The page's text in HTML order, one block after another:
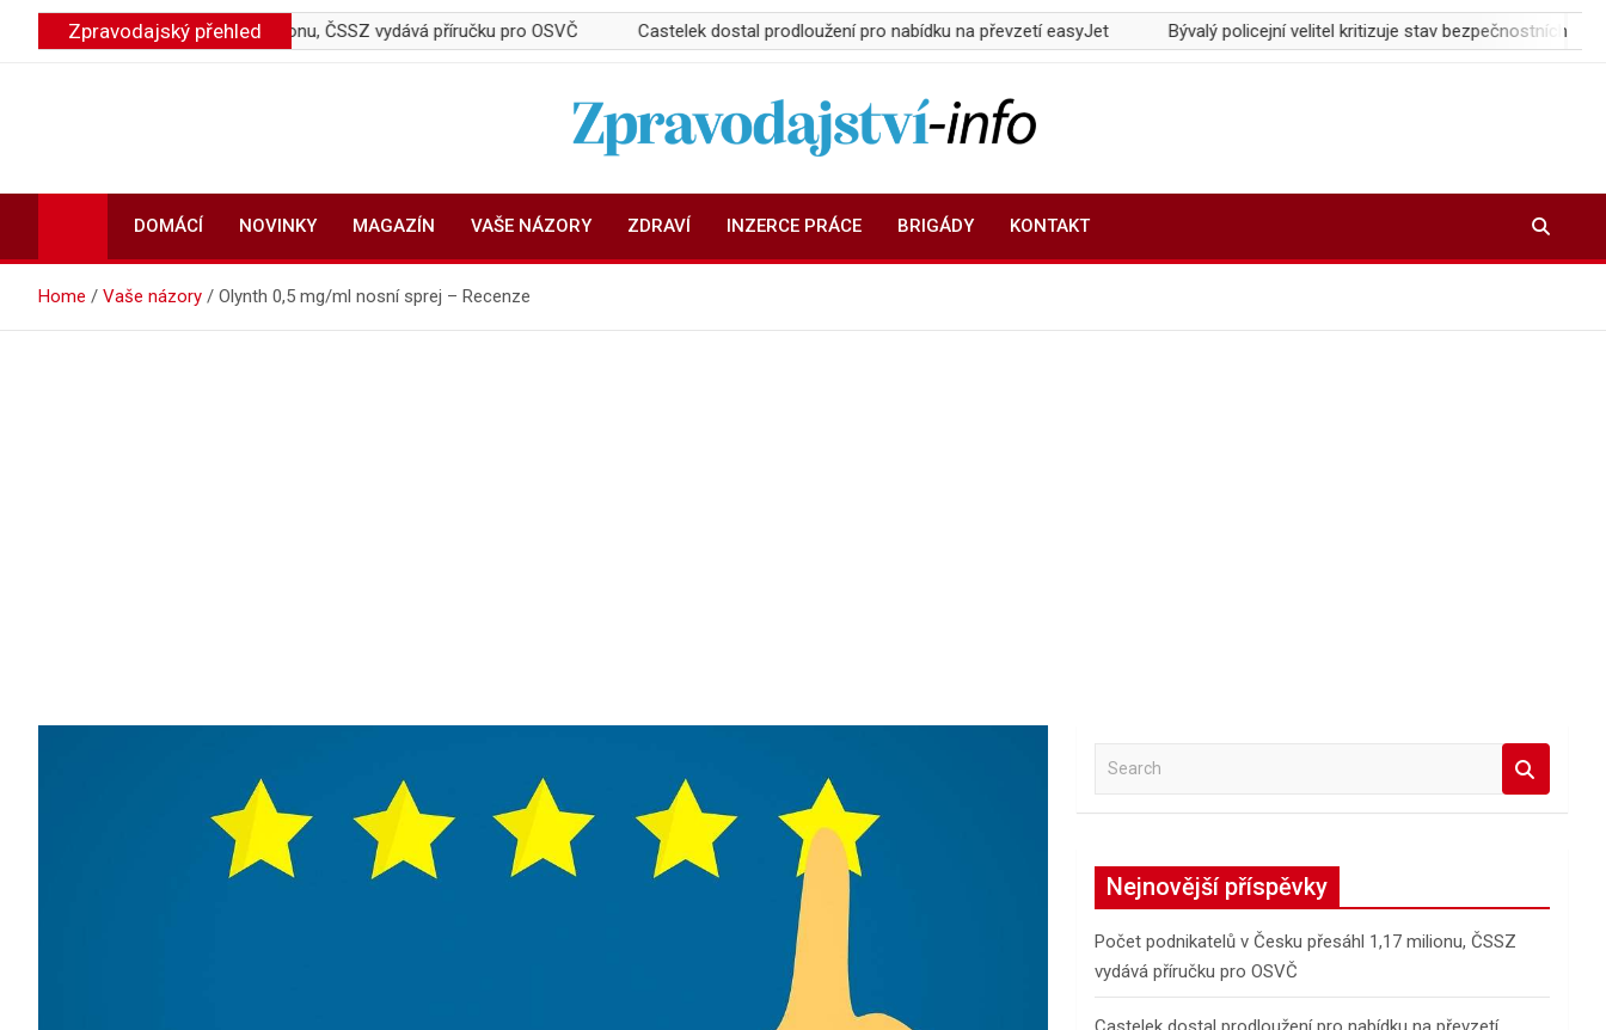
Zpravodajský přehled
v Česku přesáhl 1,17 milionu, ČSSZ vydává příručku pro OSVČ Castelek dostal prodloužení pro nabídku na převzetí easyJet Bývalý policejní velitel kritizuje stav bezpečnostních složek a
Zpravodajství-info.cz
DOMÁCÍ NOVINKY MAGAZÍN VAŠE NÁZORY ZDRAVÍ INZERCE PRÁCE BRIGÁDY KONTAKT
Home Vaše názory Olynth 0,5 mg/ml nosní sprej – Recenze
a
h
Nejnovější příspěvky
Počet podnikatelů v Česku přesáhl 1,17 milionu, ČSSZ
vydává příručku pro OSVČ